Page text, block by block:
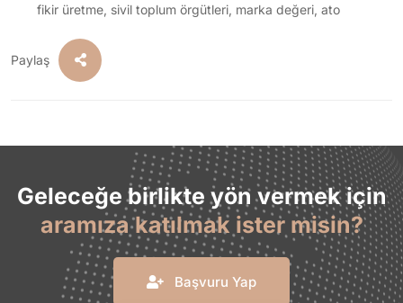
fikir üretme, sivil toplum örgütleri, marka değeri, ato
Paylaş
Geleceğe birlikte yön vermek için
aramıza katılmak ister misin?
Başvuru Yap